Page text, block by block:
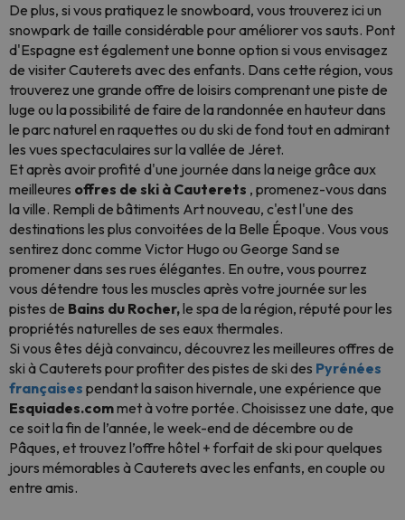
De plus, si vous pratiquez le snowboard, vous trouverez ici un
snowpark de taille considérable pour améliorer vos sauts. Pont
d'Espagne est également une bonne option si vous envisagez
de visiter Cauterets avec des enfants. Dans cette région, vous
trouverez une grande offre de loisirs comprenant une piste de
luge ou la possibilité de faire de la randonnée en hauteur dans
le parc naturel en raquettes ou du ski de fond tout en admirant
les vues spectaculaires sur la vallée de Jéret.
Et après avoir profité d'une journée dans la neige grâce aux
meilleures offres de ski à Cauterets , promenez-vous dans
la ville. Rempli de bâtiments Art nouveau, c'est l'une des
destinations les plus convoitées de la Belle Époque. Vous vous
sentirez donc comme Victor Hugo ou George Sand se
promener dans ses rues élégantes. En outre, vous pourrez
vous détendre tous les muscles après votre journée sur les
pistes de Bains du Rocher,le spa de la région, réputé pour les
propriétés naturelles de ses eaux thermales.
Si vous êtes déjà convaincu, découvrez les meilleures offres de
ski à Cauterets pour profiter des pistes de ski des Pyrénées
françaises pendant la saison hivernale, une expérience que
Esquiades.commet à votre portée. Choisissez une date, que
ce soit la fin de l’année, le week-end de décembre ou de
Pâques, et trouvez l’offre hôtel + forfait de ski pour quelques
jours mémorables à Cauterets avec les enfants, en couple ou
entre amis.